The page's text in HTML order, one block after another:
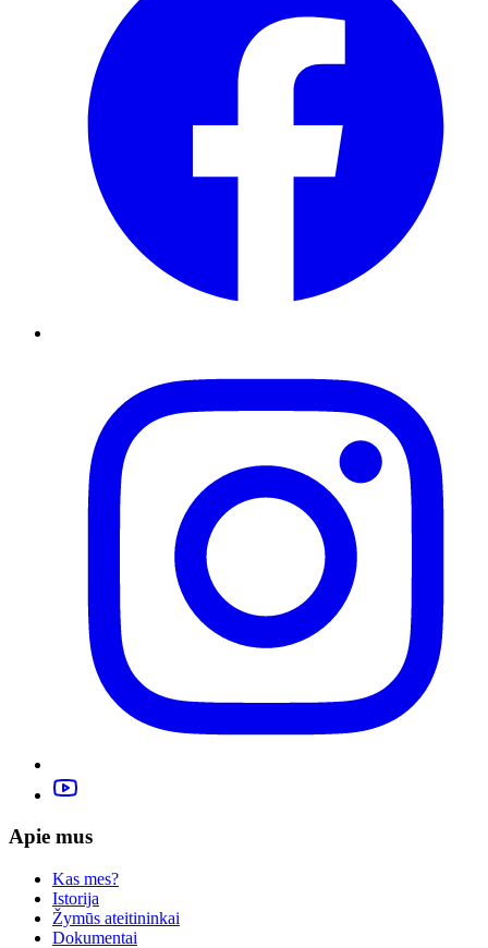
Apie mus
Kas mes?
Istorija
Žymūs ateitininkai
Dokumentai